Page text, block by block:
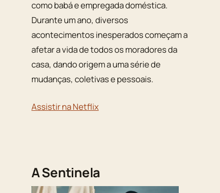
como babá e empregada doméstica.
Durante um ano, diversos
acontecimentos inesperados começam a
afetar a vida de todos os moradores da
casa, dando origem a uma série de
mudanças, coletivas e pessoais.
Assistir na Netflix
A Sentinela